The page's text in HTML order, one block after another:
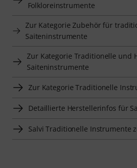
Folkloreinstrumente
Zur Kategorie Zubehör für
Saiteninstrumente
Zur Kategorie Traditionelle und
Saiteninstrumente
Zur Kategorie Traditionelle
Detaillierte Herstellerinfos für
Salvi Traditionelle Instrumente